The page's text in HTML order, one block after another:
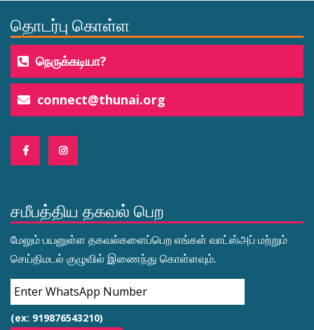
தொடர்பு கொள்ள
நெருக்கடியா?
connect@thunai.org
சமீபத்திய தகவல் பெற
மேலும் பயனுள்ள தகவல்களைப்பெற எங்கள் வாட்ஸ்அப் மற்றும்
செய்திமடல் குழுவில் இணைந்து கொள்ளவும்.
(ex: 919876543210)